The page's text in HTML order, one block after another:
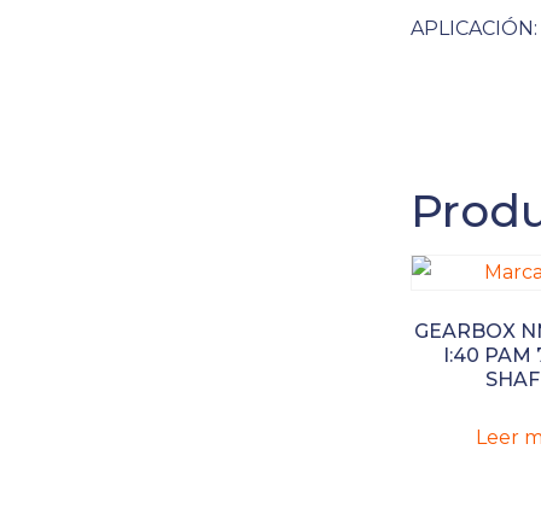
GEARBOX
I:40 PAM
Leer